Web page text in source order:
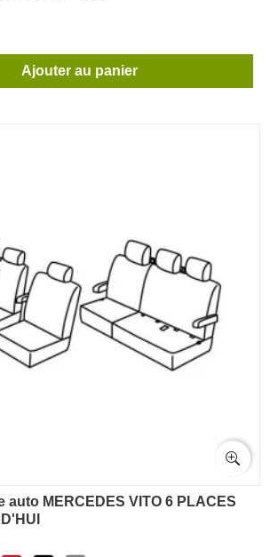
Ajouter au panier
auto MERCEDES VITO 6 PLACES